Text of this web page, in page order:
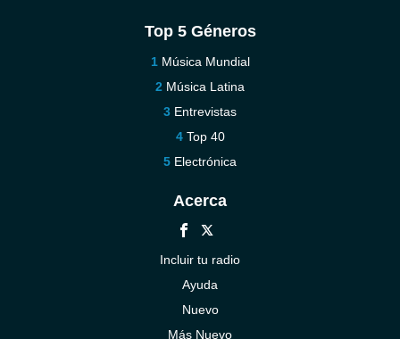
Top 5 Géneros
Música Mundial
Música Latina
Entrevistas
Top 40
Electrónica
Acerca
Incluir tu radio
Ayuda
Nuevo
Más Nuevo